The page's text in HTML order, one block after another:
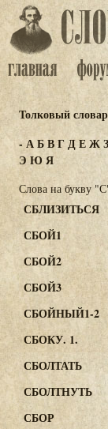
Толковый
-АБВГДЕЖЗ
Э Ю Я
Слова на букву
СБЛИЗИТЬСЯ
СБОЙ1
СБОЙ2
СБОЙ3
СБОЙНЫЙ1-2
СБОКУ. 1.
СБОЛТАТЬ
СБОЛТНУТЬ
СБОР